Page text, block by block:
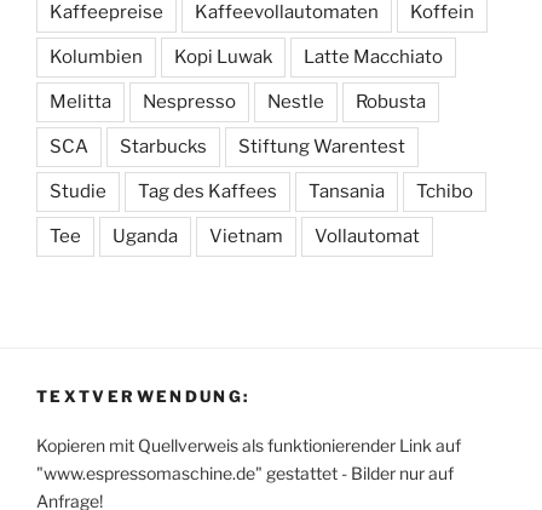
Kaffeepreise Kaffeevollautomaten Koffein
Kolumbien Kopi Luwak Latte Macchiato
Melitta Nespresso Nestle Robusta
SCA Starbucks Stiftung Warentest
Studie Tag des Kaffees Tansania Tchibo
Tee Uganda Vietnam Vollautomat
TEXTVERWENDUNG:
Kopieren mit Quellverweis als funktionierender Link auf
"www.espressomaschine.de" gestattet - Bilder nur auf
Anfrage!